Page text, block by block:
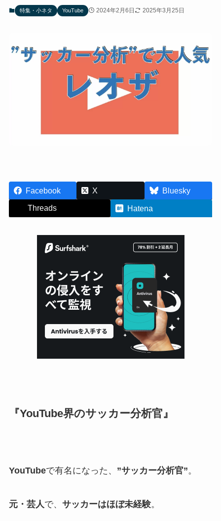
特集・小ネタ YouTube 2024年2月6日 2025年3月25日
Facebook X
Bluesky
Threads
Hatena
『YouTube界のサッカー分析官』
YouTubeで有名になった、 ”サッカー分析官”。
元・芸人 で、 サッカーはほぼ未経験。